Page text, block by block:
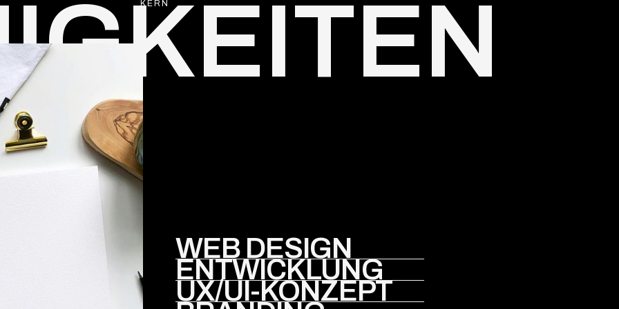
KERN
WEB DESIGN
ENTWICKLUNG
UX/UI-KONZEPT